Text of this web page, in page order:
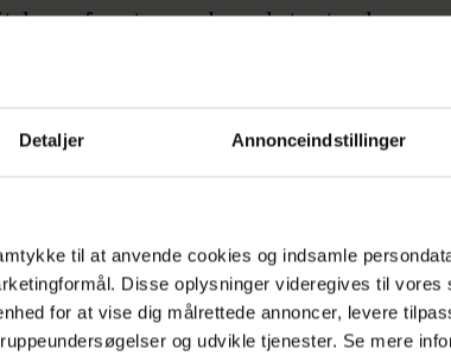
Detaljer Annonceindstillinger
til at anvende cookies og indsamle
Disse oplysninger videregives til vores
for at vise dig målrettede annoncer, levere
og udvikle tjenester. Se mere
for at gøre dem ekstra tynde.
og rul rouladerne sammen og bind
om hver roulade.